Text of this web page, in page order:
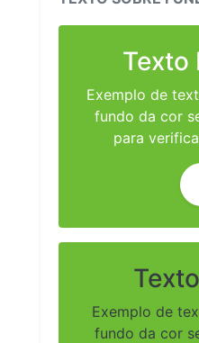
Texto
Exemplo de
fundo da cor
para
Exemplo de
fundo da cor